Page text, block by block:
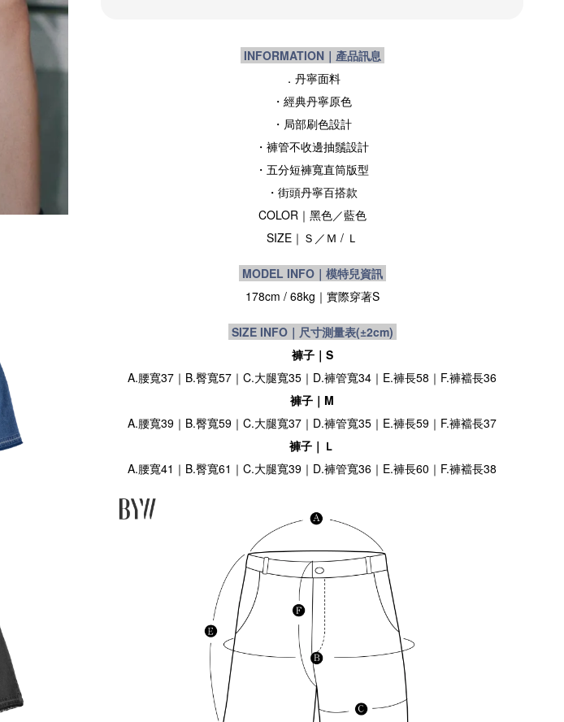
INFORMATION｜產品訊息
．丹寧面料
・經典丹寧原色
・局部刷色設計
・褲管不收邊抽鬚設計
・五分短褲寬直筒版型
・街頭丹寧百搭款
COLOR｜黑色／藍色
SIZE｜ Ｓ／Ｍ / Ｌ
MODEL INFO｜模特兒資訊
178cm / 68kg ｜實際穿著S
SIZE INFO｜尺寸測量表(±2cm)
褲子｜S
A.腰寬37｜B.臀寬57｜C.大腿寬35｜D.褲管寬34｜E.褲長58｜F.褲襠長36
褲子｜M
A.腰寬39｜B.臀寬59｜C.大腿寬37｜D.褲管寬35｜E.褲長59｜F.褲襠長37
褲子｜Ｌ
A.腰寬41｜B.臀寬61｜C.大腿寬39｜D.褲管寬36｜E.褲長60｜F.褲襠長38